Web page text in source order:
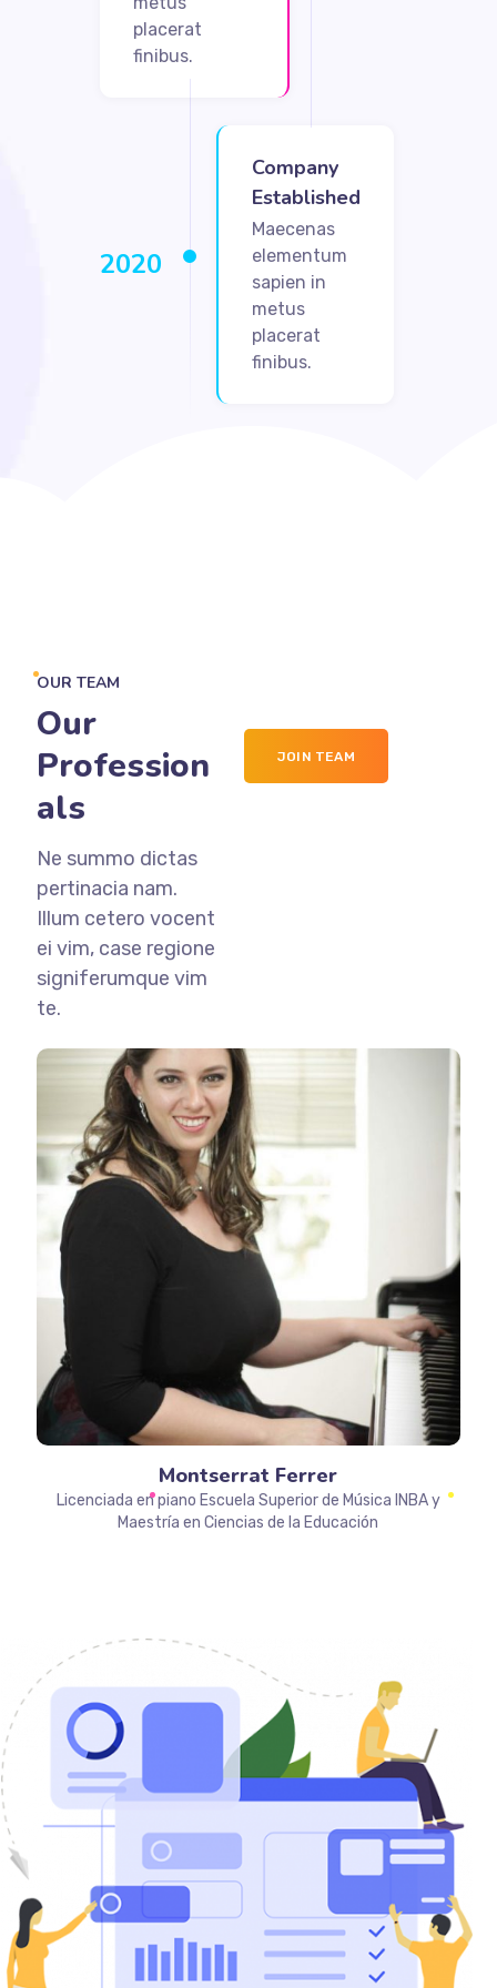
placerat
finibus.
2020
Company
Established
Maecenas
elementum
sapien in
metus
placerat
finibus.
OUR TEAM
Our
Profession
als
Ne summo dictas
pertinacia nam.
Illum cetero vocent
ei vim, case regione
signiferumque vim
te.
JOIN TEAM
Montserrat Ferrer
Licenciada en piano Escuela Superior de Música INBA y
Maestría en Ciencias de la Educación